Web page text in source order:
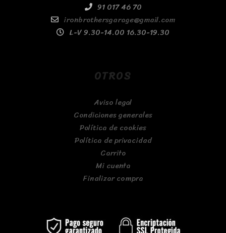
91 017 46 70
ironbrothersgarage@gmail.com
L-V 9.30-14.00 16.30-19.30
OTROS
Aviso legal
Condiciones generales
Política de cookies
Política de privacidad
Carrito
Mi cuenta
Finalizar compra